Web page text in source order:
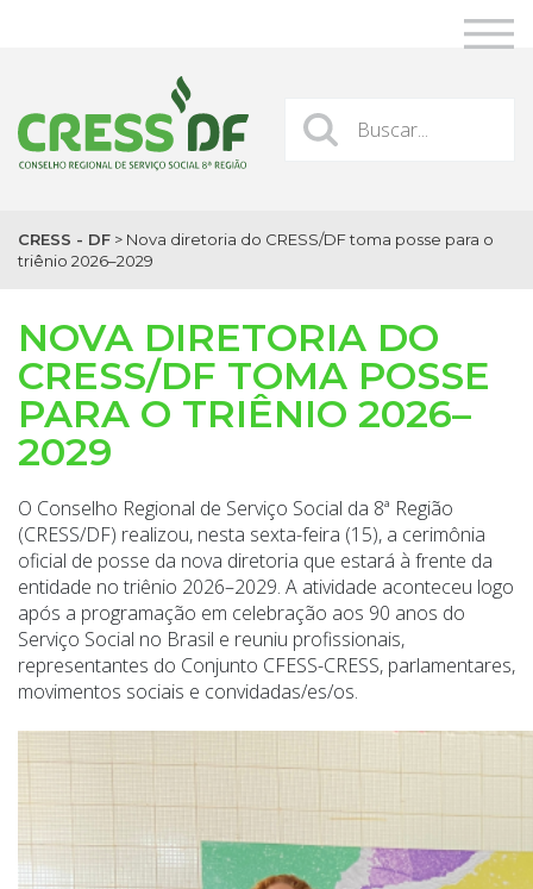
CRESS - DF > Nova diretoria do CRESS/DF toma posse para o
triênio 2026–2029
NOVA DIRETORIA DO
CRESS/DF TOMA POSSE
PARA O TRIÊNIO 2026–
2029
O Conselho Regional de Serviço Social da 8ª Região
(CRESS/DF) realizou, nesta sexta-feira (15), a cerimônia
oficial de posse da nova diretoria que estará à frente da
entidade no triênio 2026–2029. A atividade aconteceu logo
após a programação em celebração aos 90 anos do
Serviço Social no Brasil e reuniu profissionais,
representantes do Conjunto CFESS-CRESS, parlamentares,
movimentos sociais e convidadas/es/os.